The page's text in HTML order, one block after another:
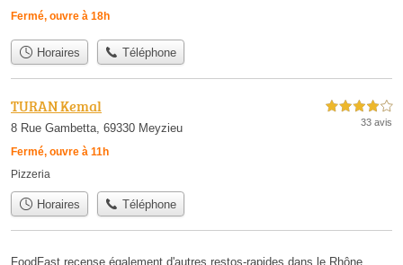
Fermé, ouvre à 18h
Horaires Téléphone
TURAN Kemal
8 Rue Gambetta, 69330 Meyzieu
Fermé, ouvre à 11h
4,0 étoiles sur 5
33 avis
Pizzeria
Horaires Téléphone
FoodFast recense également d'autres restos-rapides dans le Rhône,